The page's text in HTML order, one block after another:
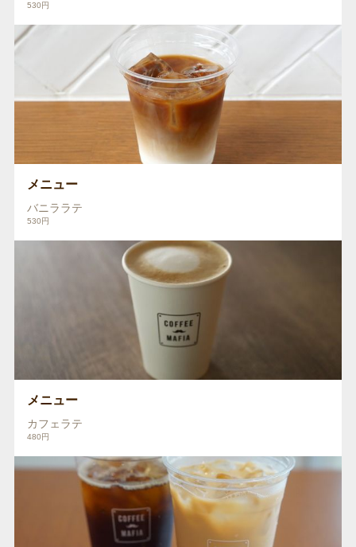
530円
メニュー
バニララテ
530円
メニュー
カフェラテ
480円